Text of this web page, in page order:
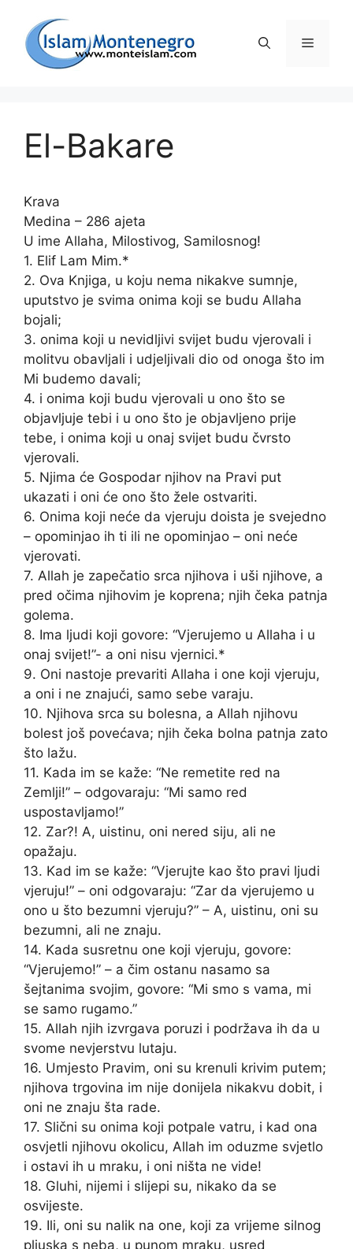
sadržaj
El-Bakare
Krava
Medina – 286 ajeta
U ime Allaha, Milostivog, Samilosnog!
1. Elif Lam Mim.*
2. Ova Knjiga, u koju nema nikakve sumnje,
uputstvo je svima onima koji se budu Allaha
bojali;
3. onima koji u nevidljivi svijet budu vjerovali i
molitvu obavljali i udjeljivali dio od onoga što im
Mi budemo davali;
4. i onima koji budu vjerovali u ono što se
objavljuje tebi i u ono što je objavljeno prije
tebe, i onima koji u onaj svijet budu čvrsto
vjerovali.
5. Njima će Gospodar njihov na Pravi put
ukazati i oni će ono što žele ostvariti.
6. Onima koji neće da vjeruju doista je svejedno
– opominjao ih ti ili ne opominjao – oni neće
vjerovati.
7. Allah je zapečatio srca njihova i uši njihove, a
pred očima njihovim je koprena; njih čeka patnja
golema.
8. Ima ljudi koji govore: “Vjerujemo u Allaha i u
onaj svijet!”- a oni nisu vjernici.*
9. Oni nastoje prevariti Allaha i one koji vjeruju,
a oni i ne znajući, samo sebe varaju.
10. Njihova srca su bolesna, a Allah njihovu
bolest još povećava; njih čeka bolna patnja zato
što lažu.
11. Kada im se kaže: “Ne remetite red na
Zemlji!” – odgovaraju: “Mi samo red
uspostavljamo!”
12. Zar?! A, uistinu, oni nered siju, ali ne
opažaju.
13. Kad im se kaže: “Vjerujte kao što pravi ljudi
vjeruju!” – oni odgovaraju: “Zar da vjerujemo u
ono u što bezumni vjeruju?” – A, uistinu, oni su
bezumni, ali ne znaju.
14. Kada susretnu one koji vjeruju, govore:
“Vjerujemo!” – a čim ostanu nasamo sa
šejtanima svojim, govore: “Mi smo s vama, mi
se samo rugamo.”
15. Allah njih izvrgava poruzi i podržava ih da u
svome nevjerstvu lutaju.
16. Umjesto Pravim, oni su krenuli krivim putem;
njihova trgovina im nije donijela nikakvu dobit, i
oni ne znaju šta rade.
17. Slični su onima koji potpale vatru, i kad ona
osvjetli njihovu okolicu, Allah im oduzme svjetlo
i ostavi ih u mraku, i oni ništa ne vide!
18. Gluhi, nijemi i slijepi su, nikako da se
osvijeste.
19. Ili, oni su nalik na one, koji za vrijeme silnog
pljuska s neba, u punom mraku, usred